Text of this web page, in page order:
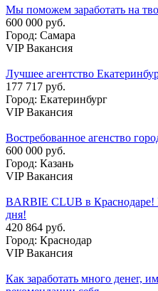
Мы поможем заработать на
600 000 руб.
Город: Самара
VIP Вакансия
Лучшее агентство
177 717 руб.
Город: Екатеринбург
VIP Вакансия
Востребованное агенство
600 000 руб.
Город: Казань
VIP Вакансия
BARBIE CLUB в Краснодаре!
дня!
420 864 руб.
Город: Краснодар
VIP Вакансия
Как заработать много денег,